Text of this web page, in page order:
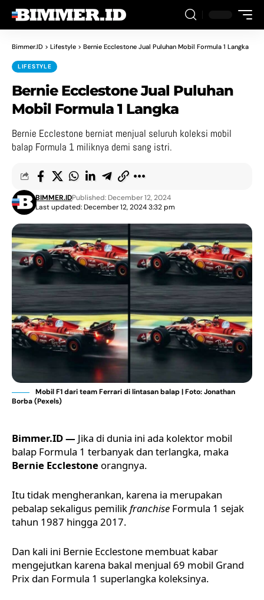
Bimmer.ID > Lifestyle > Bernie Ecclestone Jual Puluhan Mobil Formula 1 Langka
LIFESTYLE
Bernie Ecclestone Jual Puluhan
Mobil Formula 1 Langka
Bernie Ecclestone berniat menjual seluruh koleksi mobil
balap Formula 1 miliknya demi sang istri.
Last updated: December 12, 2024 3:32 pm
BIMMER.IDPublished: December 12, 2024
Mobil F1 dari team Ferrari di lintasan balap | Foto: Jonathan
Borba (Pexels)
Bimmer.ID — Jika di dunia ini ada kolektor mobil
balap Formula 1 terbanyak dan terlangka, maka
Bernie Ecclestone orangnya.
Itu tidak mengherankan, karena ia merupakan
pebalap sekaligus pemilikfranchise Formula 1 sejak
tahun 1987 hingga 2017.
Dan kali ini Bernie Ecclestone membuat kabar
mengejutkan karena bakal menjual 69 mobil Grand
Prix dan Formula 1 superlangka koleksinya.